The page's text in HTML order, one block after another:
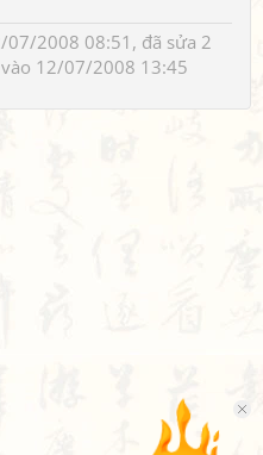
07/2008 08:51, đã sửa 2
vào 12/07/2008 13:45